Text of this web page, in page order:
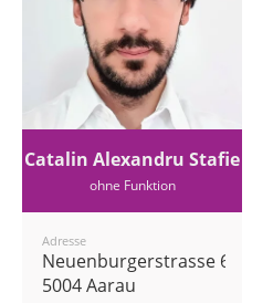
Catalin Alexandru Stafie
ohne Funktion
Adresse
Neuenburgerstrasse 6
5004 Aarau